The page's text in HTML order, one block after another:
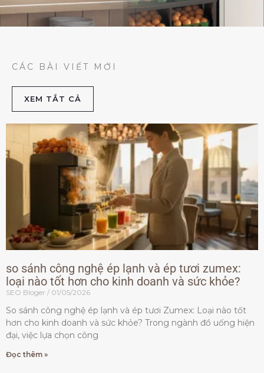
CÁC BÀI VIẾT MỚI
XEM TẮT CẢ
so sánh công nghệ ép lạnh và ép tươi zumex:
loại nào tốt hơn cho kinh doanh và sức khỏe?
SEO Bloger 01/05/2026
So sánh công nghệ ép lạnh và ép tươi Zumex: Loại nào tốt
hơn cho kinh doanh và sức khỏe? Trong ngành đồ uống hiện
đại, việc lựa chọn công
Đọc thêm »